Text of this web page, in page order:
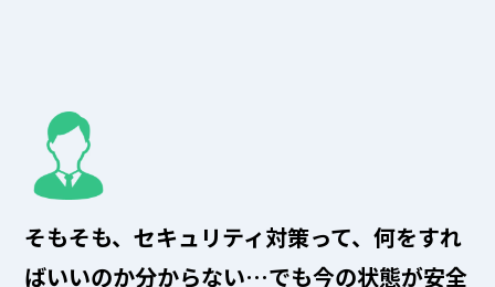
そもそも、セキュリティ対策って、何をすれ
ばいいのか分からない…でも今の状態が安全